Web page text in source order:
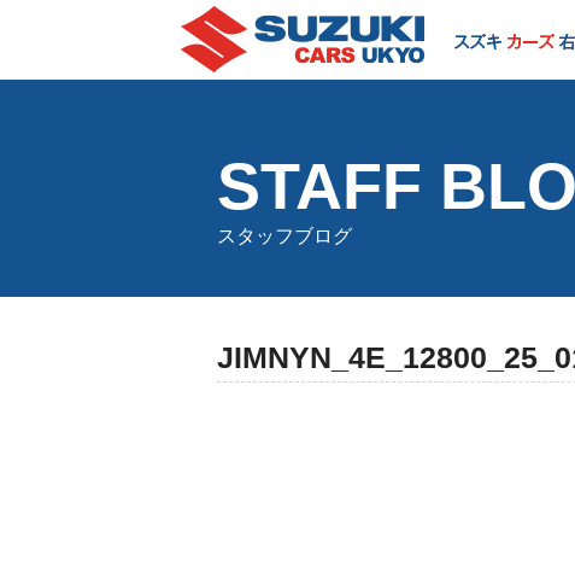
STAFF
スタッフブログ